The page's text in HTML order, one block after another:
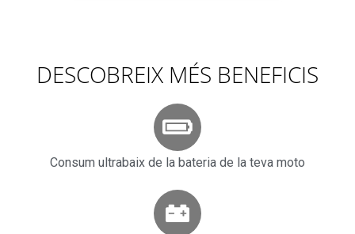
DESCOBREIX MÉS BENEFICIS
Consum ultrabaix de la bateria de la teva moto